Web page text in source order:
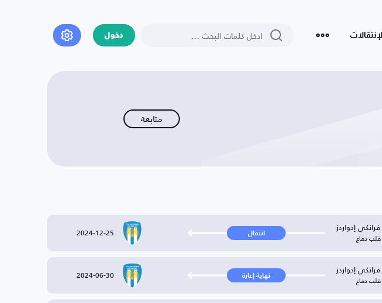
الإنتقالات دخول
متابعة
فرانكي إدواردز
قلب دفاع انتقال 2024-12-25
فرانكي إدواردز
قلب دفاع نهاية إعارة 2024-06-30